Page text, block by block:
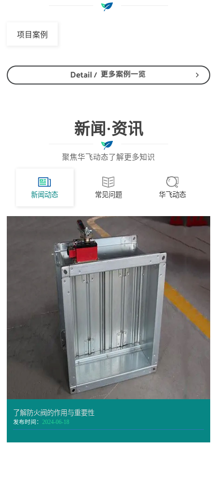
项目案例
新闻·资讯
聚焦华飞动态了解更多知识
新闻动态 常见问题 华飞动态
了解防火阀的作用与重要性
发布时间： 2024-06-18